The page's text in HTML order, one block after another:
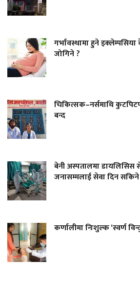
गर्भावस्थामा हुने
जोगिने ?
चिकित्सक–नर्समाथि
बन्द
बेनी अस्पतालमा डायलिसिस
जनासम्मलाई सेवा दिन सकिने
कर्णालीमा निःशुल्क ‘स्वर्ण